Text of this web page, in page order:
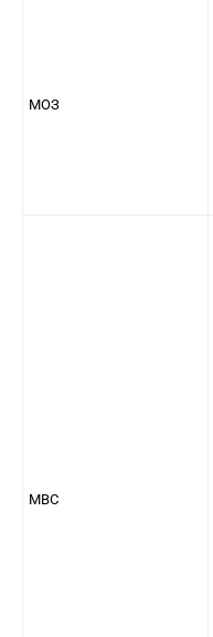
МОЗ
МВС